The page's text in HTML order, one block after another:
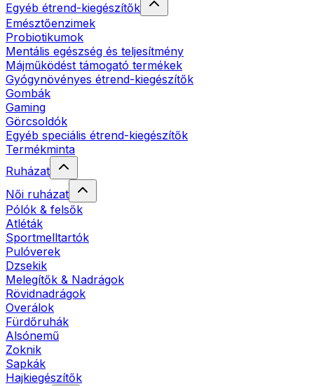
Egyéb étrend-kiegészítők
Emésztőenzimek
Probiotikumok
Mentális egészség és teljesítmény
Májműködést támogató termékek
Gyógynövényes étrend-kiegészítők
Gombák
Gaming
Görcsoldók
Egyéb speciális étrend-kiegészítők
Termékminta
Ruházat
Női ruházat
Pólók & felsők
Atléták
Sportmelltartók
Pulóverek
Dzsekik
Melegítők & Nadrágok
Rövidnadrágok
Overálok
Fürdőruhák
Alsónemű
Zoknik
Sapkák
Hajkiegészítők